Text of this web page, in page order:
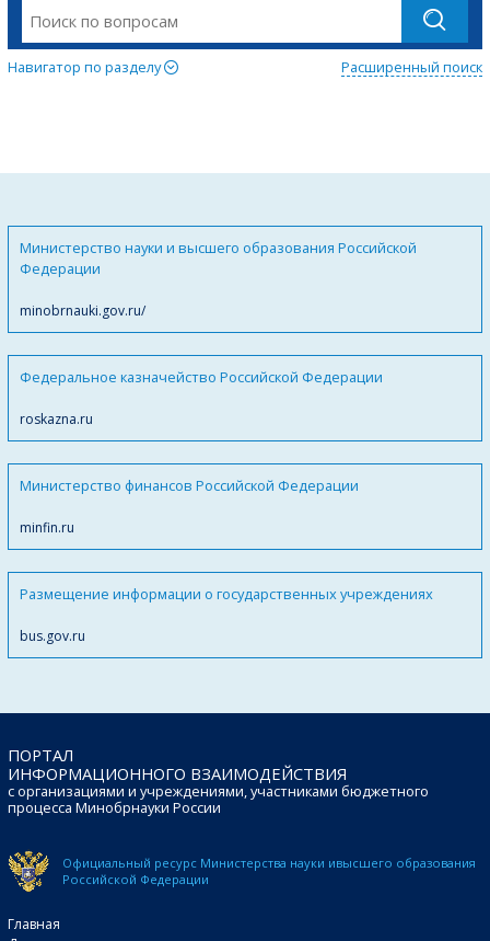
Навигатор по разделу Расширенный поиск
Министерство науки и высшего образования Российской
Федерации
minobrnauki.gov.ru/
Федеральное казначейство Российской Федерации
roskazna.ru
Министерство финансов Российской Федерации
minfin.ru
Размещение информации о государственных учреждениях
bus.gov.ru
ПОРТАЛ
ИНФОРМАЦИОННОГО ВЗАИМОДЕЙСТВИЯ
с организациями и учреждениями, участниками бюджетного
процесса Минобрнауки России
Официальный ресурс Министерства науки ивысшего образования
Российской Федерации
Главная